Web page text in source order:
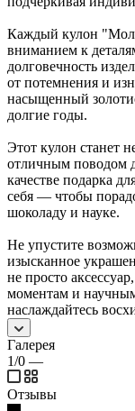
Каждый кулон
вниманием к
долговечность
от потемнения и
насыщенный
долгие годы.
Этот кулон станет
отличным поводом
качестве подарка
себя — чтобы
шоколаду и науке.
Не упустите
изысканное
не просто
моментам и
наслаждайтесь
Галерея
1/0 —
Отзывы